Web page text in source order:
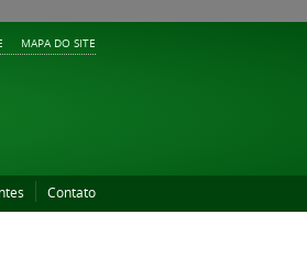
MAPA DO SITE
Contato